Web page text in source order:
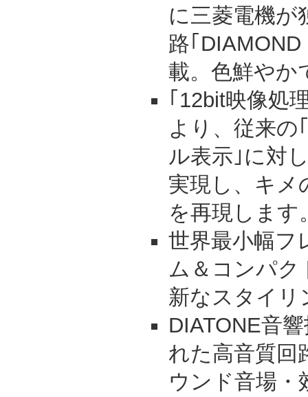
に三菱電機が
路｢
載。色鮮やか
｢12bit映像処
より、従来の
ル表示｣に対
実現し、キメ
を再現します
世界最小幅フ
ム＆コンパク
新なスタイリ
DIATONE音
れた高音質回
ウンド音場・